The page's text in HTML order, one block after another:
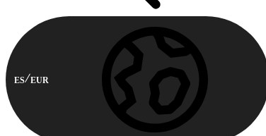
ES EUR